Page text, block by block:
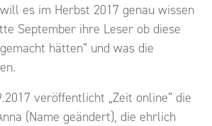
es im Herbst 2017 genau wissen
September ihre Leser ob diese
hätten“ und was die
veröffentlicht „Zeit online“ die
(Name geändert), die ehrlich